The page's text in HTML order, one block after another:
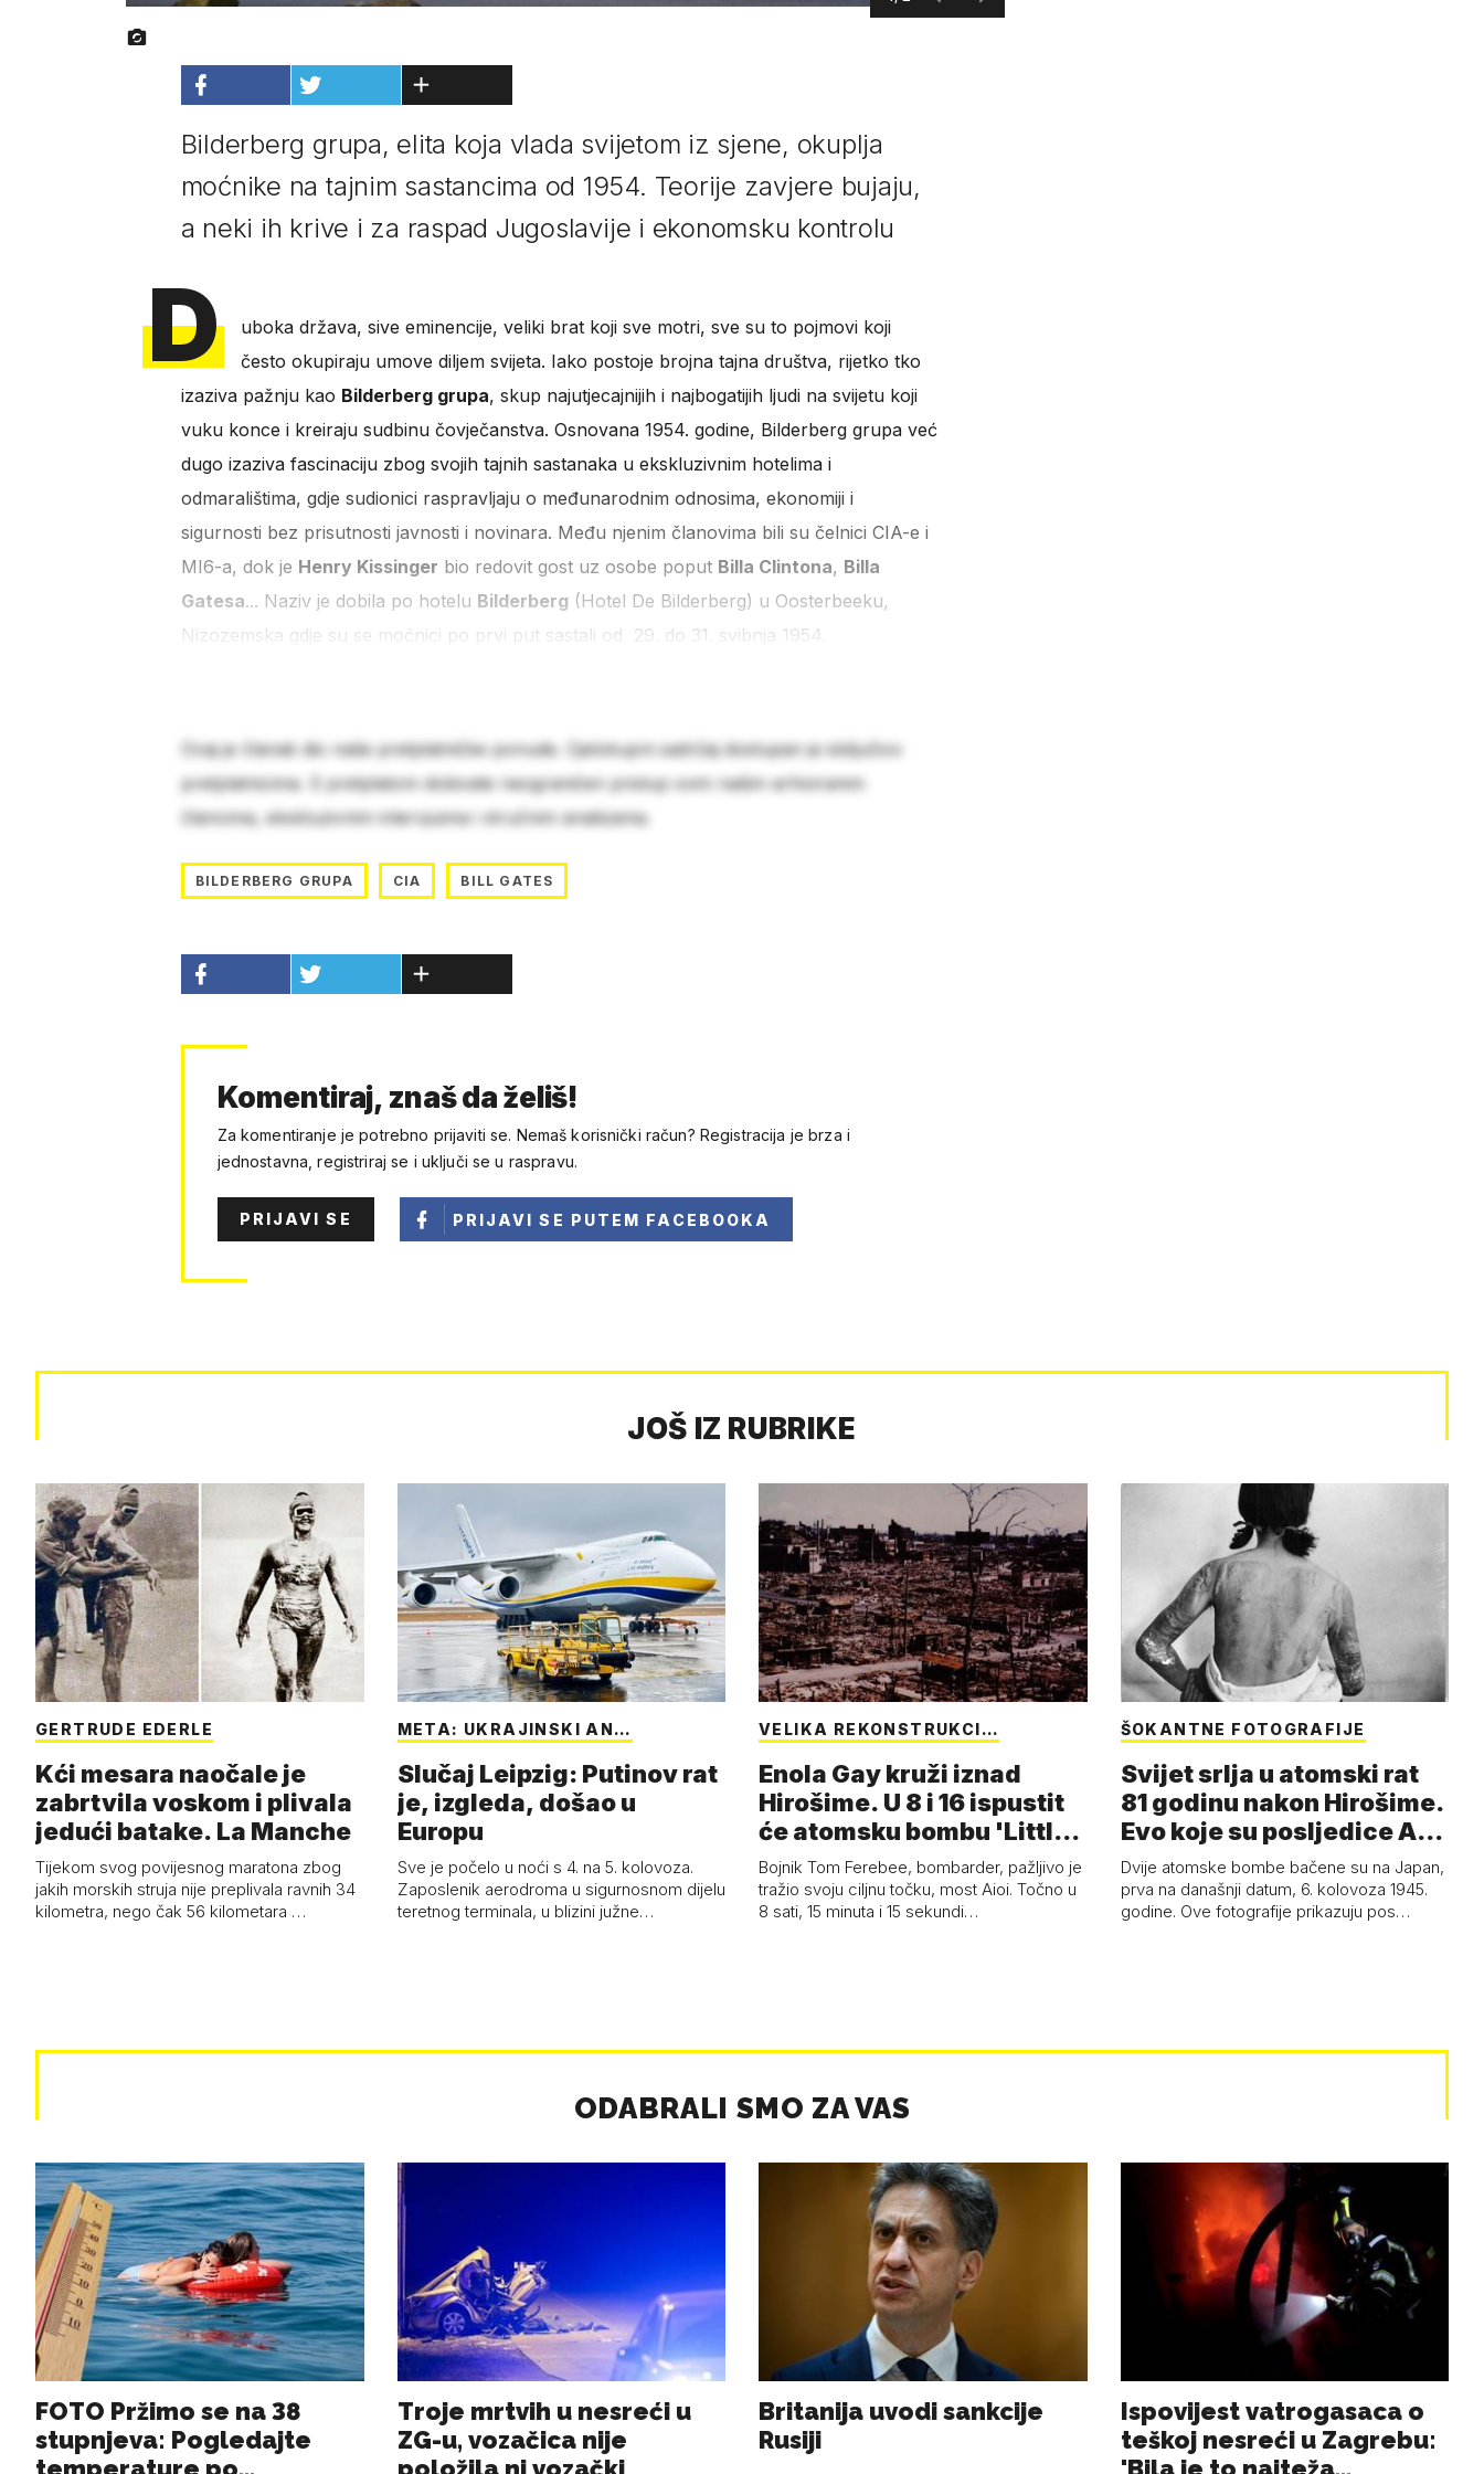
Bilderberg grupa, elita koja vlada svijetom iz sjene, okuplja
moćnike na tajnim sastancima od 1954. Teorije zavjere bujaju,
a neki ih krive i za raspad Jugoslavije i ekonomsku kontrolu
D
uboka država, sive eminencije, veliki brat koji sve motri, sve su to pojmovi koji
često okupiraju umove diljem svijeta. Iako postoje brojna tajna društva, rijetko tko
izaziva pažnju kao Bilderberg grupa, skup najutjecajnijih i najbogatijih ljudi na svijetu koji
vuku konce i kreiraju sudbinu čovječanstva. Osnovana 1954. godine, Bilderberg grupa već
dugo izaziva fascinaciju zbog svojih tajnih sastanaka u ekskluzivnim hotelima i
odmaralištima, gdje sudionici raspravljaju o međunarodnim odnosima, ekonomiji i
sigurnosti bez prisutnosti javnosti i novinara. Među njenim članovima bili su čelnici CIA-e i
MI6-a, dok je Henry Kissinger bio redovit gost uz osobe poput Billa Clintona, Billa
Gatesa... Naziv je dobila po hotelu Bilderberg(Hotel De Bilderberg) u Oosterbeeku,
Nizozemska gdje su se moćnici po prvi put sastali od 29. do 31. svibnja 1954.
Ovaj je članak dio naše pretplatničke ponude. Cjelokupni sadržaj dostupan je isključivo
pretplatnicima. S pretplatom dobivate neograničen pristup svim našim arhiviranim
člancima, ekskluzivnim intervjuima i stručnim analizama.
BILDERBERG GRUPA CIA BILL GATES
Komentiraj, znaš da želiš!
Za komentiranje je potrebno prijaviti se. Nemaš korisnički račun? Registracija je brza i
jednostavna, registriraj se i uključi se u raspravu.
PRIJAVI SE PRIJAVI SE PUTEM FACEBOOKA
JOŠ IZ RUBRIKE
GERTRUDE EDERLE
Kći mesara naočale je
zabrtvila voskom i plivala
jedući batake. La Manche
Tijekom svog povijesnog maratona zbog
jakih morskih struja nije preplivala ravnih 34
kilometra, nego čak 56 kilometara …
META: UKRAJINSKI AN…
Slučaj Leipzig: Putinov rat
je, izgleda, došao u
Europu
Sve je počelo u noći s 4. na 5. kolovoza.
Zaposlenik aerodroma u sigurnosnom dijelu
teretnog terminala, u blizini južne…
VELIKA REKONSTRUKCI…
Enola Gay kruži iznad
Hirošime. U 8 i 16 ispustit
će atomsku bombu 'Little
Boy'
Bojnik Tom Ferebee, bombarder, pažljivo je
tražio svoju ciljnu točku, most Aioi. Točno u
8 sati, 15 minuta i 15 sekundi…
ŠOKANTNE FOTOGRAFIJE
Svijet srlja u atomski rat
81 godinu nakon Hirošime.
Evo koje su posljedice A-
b…
Dvije atomske bombe bačene su na Japan,
prva na današnji datum, 6. kolovoza 1945.
godine. Ove fotografije prikazuju pos…